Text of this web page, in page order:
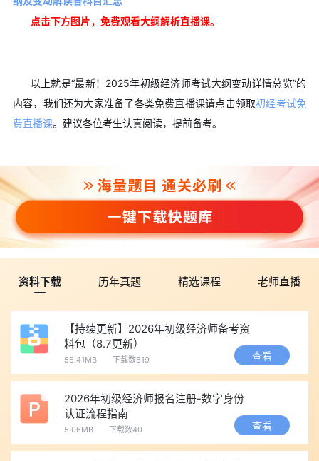
点击下方图片，免费观看大纲解析直播课。
以上就是“最新！2025年初级经济师考试大纲变动详情总览”的
内容，我们还为大家准备了各类免费直播课请点击领取初经考试免
费直播课。建议各位考生认真阅读，提前备考。
资料下载 历年真题 精选课程 老师直播
【持续更新】2026年初级经济师备考资
料包（8.7更新）
55.41MB 下载数819 查看
2026年初级经济师报名注册-数字身份
认证流程指南
5.06MB 下载数40 查看